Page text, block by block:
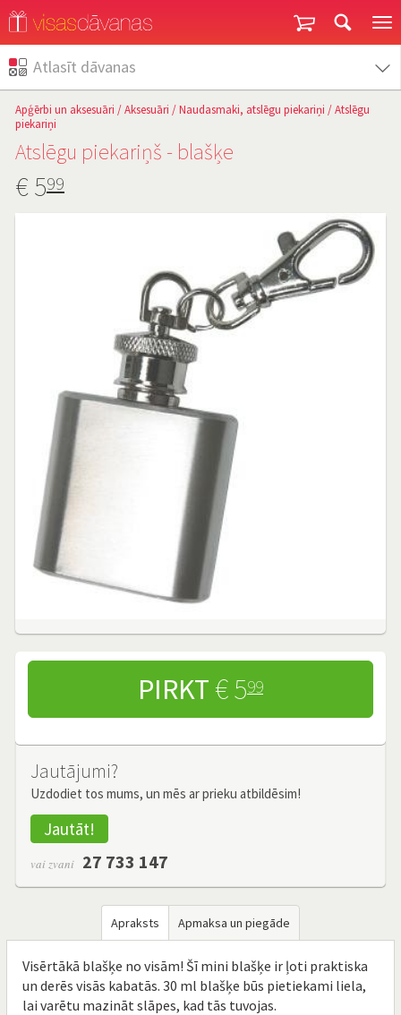
Atlasīt dāvanas
Apģērbi un aksesuāri /Aksesuāri /Naudasmaki, atslēgu piekariņi /Atslēgu
piekariņi
Atslēgu piekariņš - blašķe
€599
PIRKT € 599
Jautājumi?
Uzdodiet tos mums, un mēs ar prieku atbildēsim!
Jautāt!
vai zvani 27 733 147
Apraksts Apmaksa un piegāde
Visērtākā blašķe no visām! Šī mini blašķe ir ļoti praktiska
un derēs visās kabatās. 30 ml blašķe būs pietiekami liela,
lai varētu mazināt slāpes, kad tās tuvojas.